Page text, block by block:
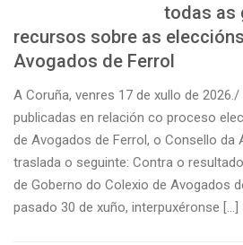
todas as
recursos sobre as
Avogados de Ferrol
A Coruña, venres 17 de xullo de
publicadas en relación co proceso
de Avogados de Ferrol, o Consello da
traslada o seguinte: Contra o
de Goberno do Colexio de Avogados
pasado 30 de xuño, interpuxéronse [...]